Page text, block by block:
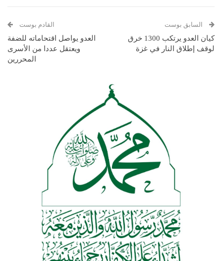
السابق بوست
كيان العدو يرتكب 1300 خرق
لوقف إطلاق النار في غزة
القادم بوست
العدو يواصل اقتحاماته للضفة
ويعتقل عددا من الأسرى
المحررين